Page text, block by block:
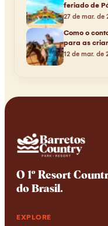
feriado de
27 de mar. de
Como o
para as
12 de mar. de
O 1º Resort
do Brasil.
EXPLORE